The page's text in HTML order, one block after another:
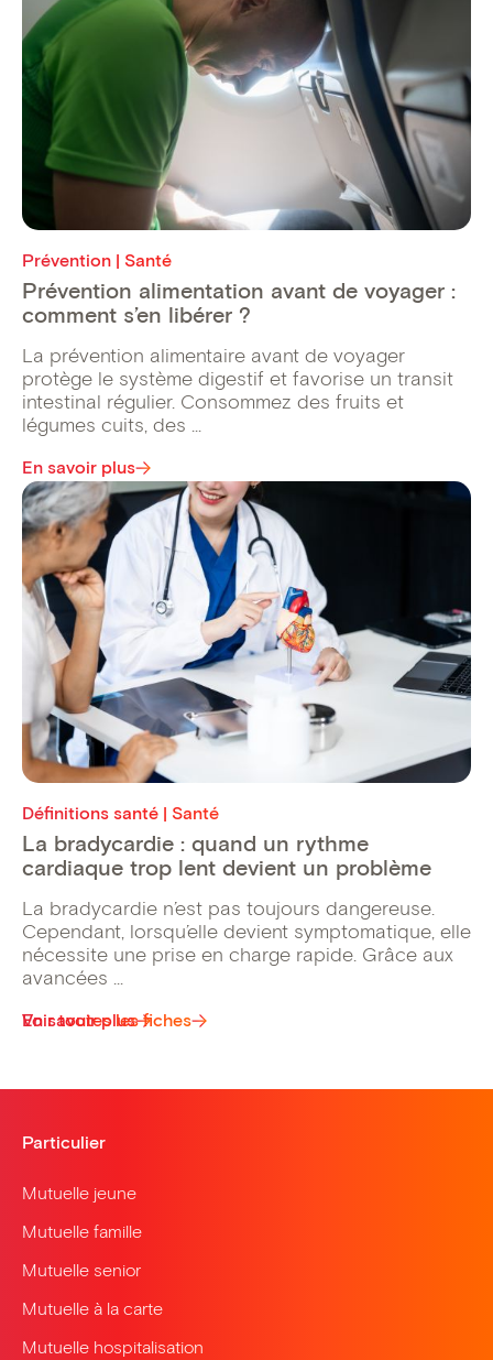
Voir toutes les fiches
Prévention | Santé
Prévention alimentation avant de voyager :
comment s’en libérer ?
La prévention alimentaire avant de voyager
protège le système digestif et favorise un transit
intestinal régulier. Consommez des fruits et
légumes cuits, des ...
En savoir plus
Définitions santé | Santé
La bradycardie : quand un rythme
cardiaque trop lent devient un problème
La bradycardie n’est pas toujours dangereuse.
Cependant, lorsqu’elle devient symptomatique, elle
nécessite une prise en charge rapide. Grâce aux
avancées ...
En savoir plus
Particulier
Mutuelle jeune
Mutuelle famille
Mutuelle senior
Mutuelle à la carte
Mutuelle hospitalisation